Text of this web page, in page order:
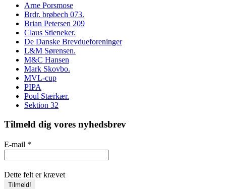
Arne Porsmose
Brdr. brøbech 073.
Brian Petersen 209
Claus Stieneker.
De Danske Brevdueforeninger
L&M Sørensen.
M&C Hansen
Mark Skovbo.
MVL-cup
PIPA
Poul Stærkær.
Sektion 32
Tilmeld dig vores nyhedsbrev
E-mail *
Dette felt er krævet